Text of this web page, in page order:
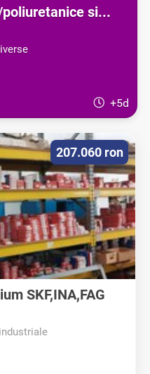
si...
+5d
SKF,INA,FAG
207.060 ron